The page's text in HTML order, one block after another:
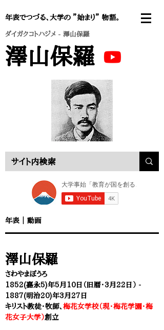
年表でつづる、大学の ”始まり” 物語。
ダイガクコトハジメ - 澤山保羅
澤山保羅
年表 ｜ 動画
澤山保羅
さわやまぽうろ
1852(嘉永5)年5月10日（旧暦・3月22日） -
1887(明治20)年3月27日
キリスト教徒・牧師、 梅花女学校（現・梅花学園・梅
花女子大学）創立